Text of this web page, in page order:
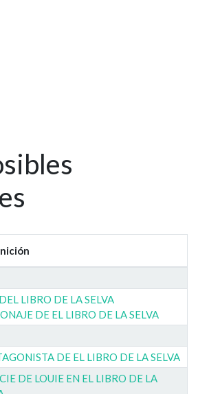
LIBRO DE LA SELVA
DE EL LIBRO DE LA SELVA
DE EL LIBRO DE LA SELVA
DE LOUIE EN EL LIBRO DE LA